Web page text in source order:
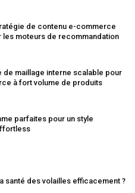
de contenu e-commerce
moteurs de recommandation
de maillage interne scalable pour
à fort volume de produits
parfaites pour un style
santé des volailles efficacement ?